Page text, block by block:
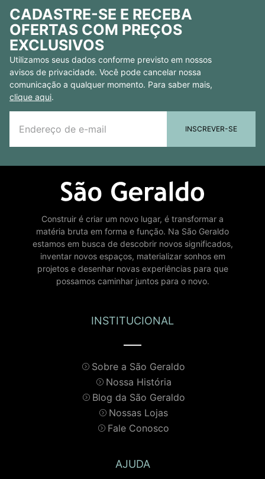
CADASTRE-SE E RECEBA
OFERTAS COM PREÇOS
EXCLUSIVOS
Utilizamos seus dados conforme previsto em nossos
avisos de privacidade. Você pode cancelar nossa
comunicação a qualquer momento. Para saber mais,
clique aqui.
INSCREVER-SE
Construir é criar um novo lugar, é transformar a
matéria bruta em forma e função. Na São Geraldo
estamos em busca de descobrir novos significados,
inventar novos espaços, materializar sonhos em
projetos e desenhar novas experiências para que
possamos caminhar juntos para o novo.
INSTITUCIONAL
Sobre a São Geraldo
Nossa História
Blog da São Geraldo
Nossas Lojas
Fale Conosco
AJUDA